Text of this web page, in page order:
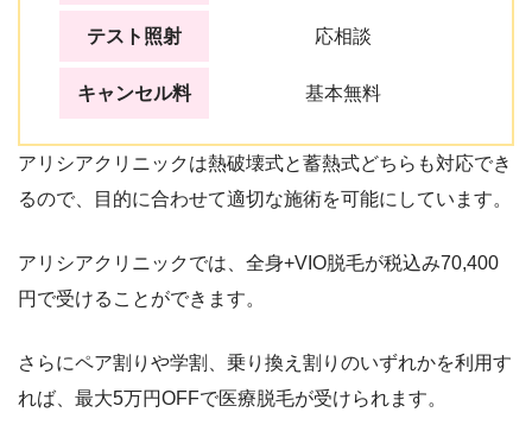
テスト照射 応相談
キャンセル料 基本無料
アリシアクリニックは熱破壊式と蓄熱式どちらも対応でき
るので、目的に合わせて適切な施術を可能にしています。
アリシアクリニックでは、全身+VIO脱毛が税込み70,400
円で受けることができます。
さらにペア割りや学割、乗り換え割りのいずれかを利用す
れば、最大5万円OFFで医療脱毛が受けられます。